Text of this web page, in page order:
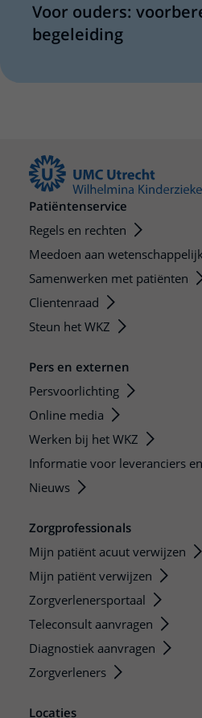
Voor ouders:
begeleiding
Patiëntenservice
Regels en rechten
Meedoen aan
Samenwerken met patiënten
Clientenraad
Steun het WKZ
Pers en externen
Persvoorlichting
Online media
Werken bij het WKZ
Informatie voor leveranciers
Nieuws
Zorgprofessionals
Mijn patiënt acuut verwijzen
Mijn patiënt verwijzen
Zorgverlenersportaal
Teleconsult aanvragen
Diagnostiek aanvragen
Zorgverleners
Locaties